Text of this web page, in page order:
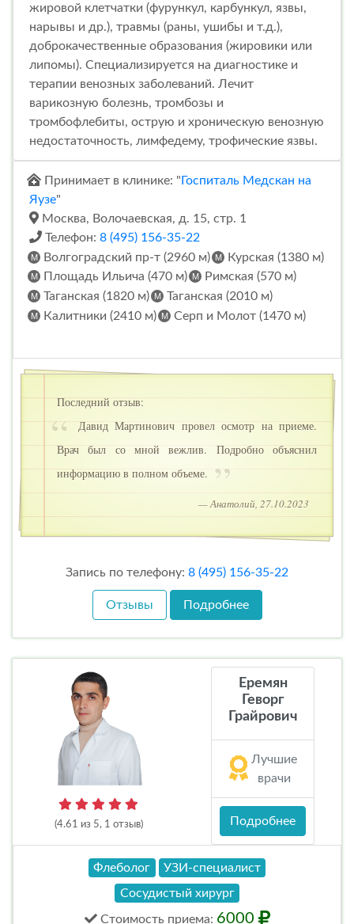
жировой клетчатки (фурункул, карбункул, язвы,
нарывы и др.), травмы (раны, ушибы и т.д.),
доброкачественные образования (жировики или
липомы). Специализируется на диагностике и
терапии венозных заболеваний. Лечит
варикозную болезнь, тромбозы и
тромбофлебиты, острую и хроническую венозную
недостаточность, лимфедему, трофические язвы.
Принимает в клинике: "Госпиталь Медскан на
Яузе"
Москва, Волочаевская, д. 15, стр. 1
Телефон: 8 (495) 156-35-22
Волгоградский пр-т (2960 м)
Курская (1380 м)
Площадь Ильича (470 м)
Римская (570 м)
Таганская (1820 м)
Таганская (2010 м)
Калитники (2410 м)
Серп и Молот (1470 м)
Последний отзыв:
Давид Мартинович провел осмотр на приеме.
Врач был со мной вежлив. Подробно объяснил
информацию в полном объеме.
— Анатолий, 27.10.2023
Запись по телефону: 8 (495) 156-35-22
Отзывы Подробнее
(4.61 из 5, 1 отзыв)
Еремян
Геворг
Грайрович
Лучшие
врачи
Подробнее
Флеболог
УЗИ-специалист
Сосудистый хирург
Стоимость приема: 6000